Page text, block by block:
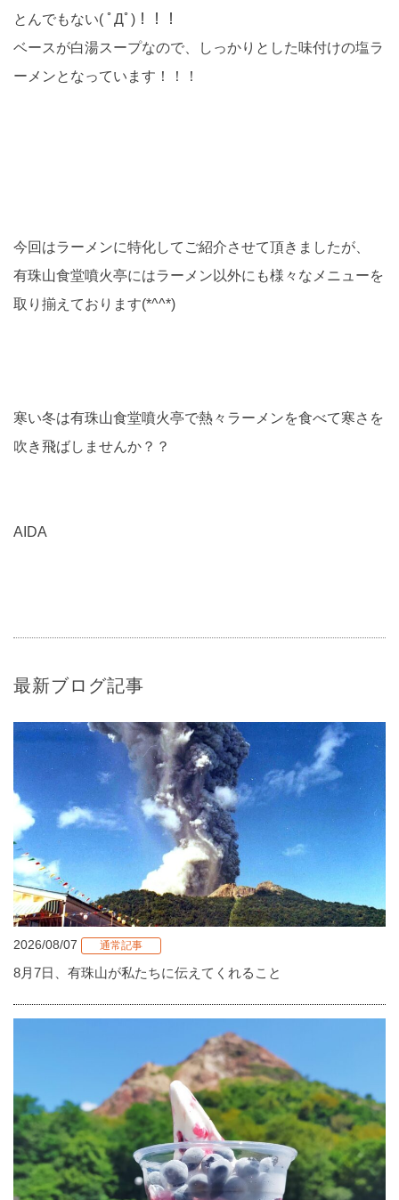
とんでもない( ﾟДﾟ)！！！
ベースが白湯スープなので、しっかりとした味付けの塩ラ
ーメンとなっています！！！
今回はラーメンに特化してご紹介させて頂きましたが、
有珠山食堂噴火亭にはラーメン以外にも様々なメニューを
取り揃えております(*^^*)
寒い冬は有珠山食堂噴火亭で熱々ラーメンを食べて寒さを
吹き飛ばしませんか？？
AIDA
最新ブログ記事
2026/08/07 通常記事
8月7日、有珠山が私たちに伝えてくれること